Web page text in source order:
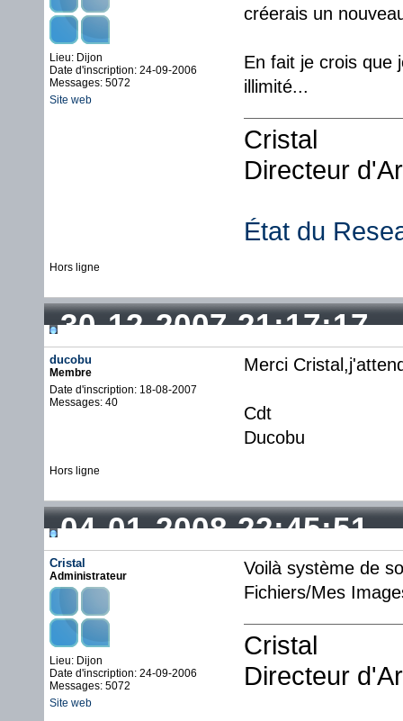
Lieu: Dijon
Date d'inscription: 24-09-2006
Messages: 5072
Site web
créerais un
En fait je crois que
illimité...
Cristal
Directeur
État du
Hors ligne
30-12-2007 21:17:17
ducobu
Membre
Date d'inscription: 18-08-2007
Messages: 40
Merci
Cdt
Ducobu
Hors ligne
04-01-2008 22:45:51
Cristal
Administrateur
Lieu: Dijon
Date d'inscription: 24-09-2006
Messages: 5072
Site web
Voilà système de
Fichiers/Mes
Cristal
Directeur